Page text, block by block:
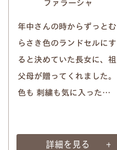
ファラーシャ
年中さんの時からずっとむ
らさき色のランドセルにす
ると決めていた長女に、祖
父母が贈ってくれました。
色も 刺繍も気に入った…
詳細を見る